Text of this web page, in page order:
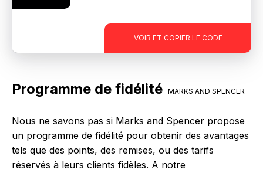
VOIR ET COPIER LE CODE
Programme de fidélité MARKS AND SPENCER
Nous ne savons pas si Marks and Spencer propose
un programme de fidélité pour obtenir des avantages
tels que des points, des remises, ou des tarifs
réservés à leurs clients fidèles. A notre